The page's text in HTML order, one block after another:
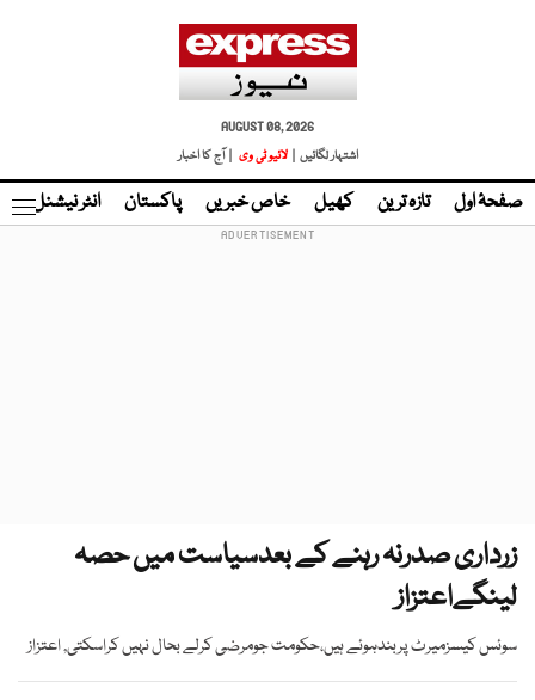
AUGUST 08, 2026
اشتہار لگائیں |
لائیو ٹی وی | آج کا اخبار
صفحۂ اول تازہ ترین کھیل خاص خبریں پاکستان انٹر نیشنل
زرداری صدرنہ رہنے کے بعدسیاست میں حصہ
لینگےاعتزاز
سوئس کیسزمیرٹ پربندہوئے ہیں،حکومت جومرضی کرلے بحال نہیں کراسکتی, اعتزاز